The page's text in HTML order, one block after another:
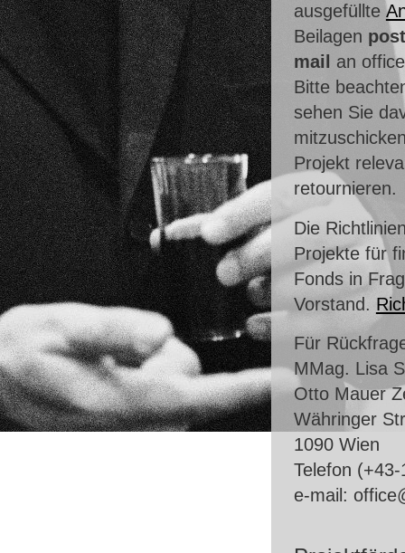
ausgefüllte
Beilagen
mail
an
Bitte
sehen Sie
Projekt
retournieren.
Die
Projekte für
Fonds in
Vorstand.
Für
MMag. Lisa
Otto Mauer
Währinger
1090 Wien
Telefon
e-mail: